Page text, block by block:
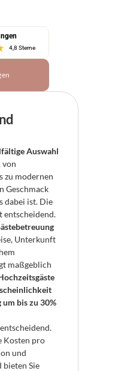
4,8 Sterne
Auswahl
von
zu modernen
Geschmack
entscheidend.
Unterkunft
maßgeblich
bis zu 30%
Kosten pro
und
bieten Sie